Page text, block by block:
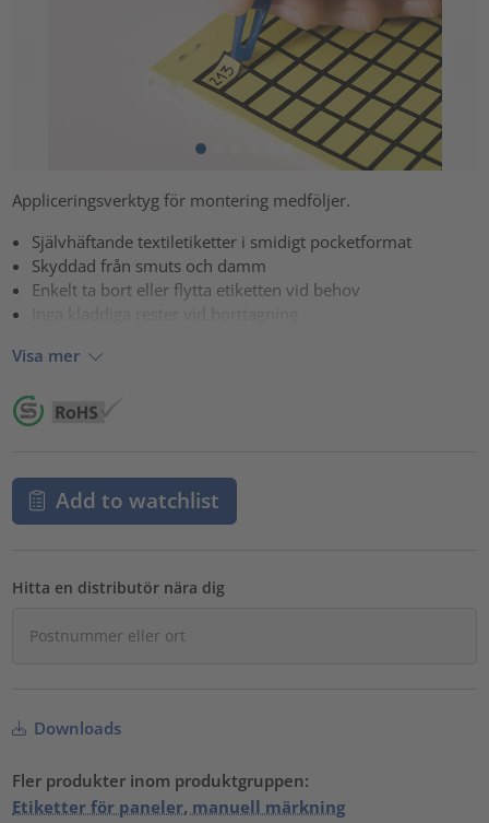
Appliceringsverktyg för montering medföljer.
Självhäftande textiletiketter i smidigt pocketformat
Skyddad från smuts och damm
Enkelt ta bort eller flytta etiketten vid behov
Visa mer
Add to watchlist
Hitta en distributör nära dig
Downloads
Fler produkter inom produktgruppen:
Etiketter för paneler, manuell märkning